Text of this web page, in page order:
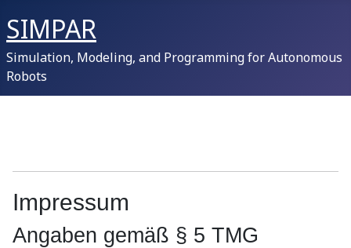
SIMPAR
Simulation, Modeling, and Programming for Autonomous
Robots
Impressum
Angaben gemäß § 5 TMG